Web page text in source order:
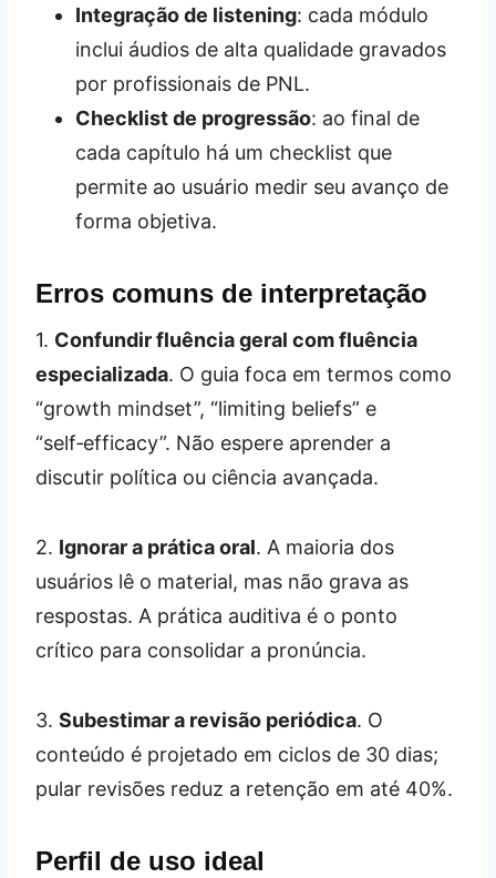
Integração de listening: cada módulo
inclui áudios de alta qualidade gravados
por profissionais de PNL.
Checklist de progressão: ao final de
cada capítulo há um checklist que
permite ao usuário medir seu avanço de
forma objetiva.
Erros comuns de interpretação
1. Confundir fluência geral com fluência
especializada. O guia foca em termos como
“growth mindset”, “limiting beliefs” e
“self‑efficacy”. Não espere aprender a
discutir política ou ciência avançada.
2. Ignorar a prática oral. A maioria dos
usuários lê o material, mas não grava as
respostas. A prática auditiva é o ponto
crítico para consolidar a pronúncia.
3. Subestimar a revisão periódica. O
conteúdo é projetado em ciclos de 30 dias;
pular revisões reduz a retenção em até 40%.
Perfil de uso ideal